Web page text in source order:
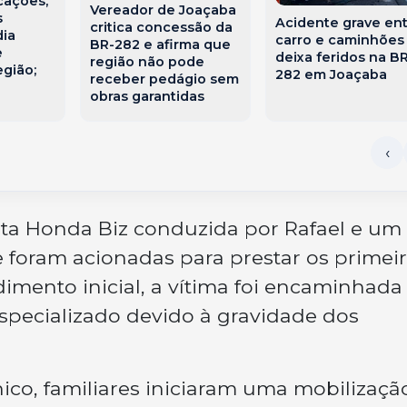
Vereador de Joaçaba
critica concessão da
BR-282 e afirma que
região não pode
receber pedágio sem
obras garantidas
Acidente grave
carro e caminhões
deixa feridos na
282 em Joaçaba
Honda Biz conduzida por Rafael e um
acionadas para prestar os
inicial, a vítima foi encaminhada
devido à gravidade dos
familiares iniciaram uma